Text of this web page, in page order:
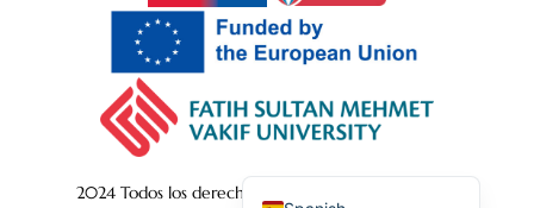
2024 Todos los derechos reservados por shatranj.art
Turkish
Macedonian
Romanian